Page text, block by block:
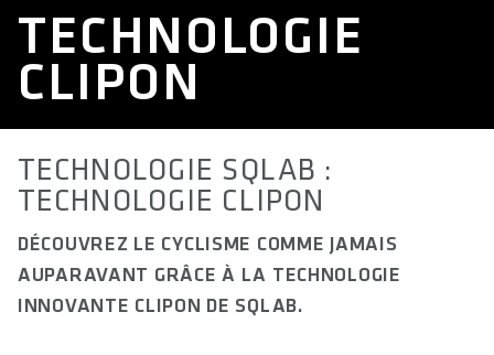
TECHNOLOGIE
CLIPON
TECHNOLOGIE SQLAB :
TECHNOLOGIE CLIPON
DÉCOUVREZ LE CYCLISME COMME JAMAIS
AUPARAVANT GRÂCE À LA TECHNOLOGIE
INNOVANTE CLIPON DE SQLAB.